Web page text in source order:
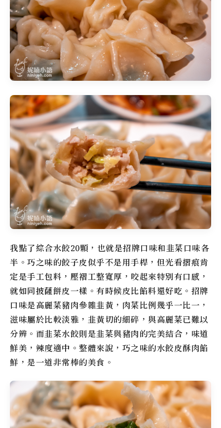
我點了綜合水餃20顆，也就是招牌口味和韭菜口味各
半。巧之味的餃子皮似乎不是用手桿，但光看摺痕肯
定是手工包料，壓褶工整寬厚，咬起來特別有口感，
就如同披薩餅皮一樣。有時候皮比餡料還好吃。招牌
口味是高麗菜豬肉參雜韭黃，肉菜比例幾乎一比一，
滋味屬於比較淡雅，韭黃切的細碎，與高麗菜已難以
分辨。而韭菜水餃則是韭菜與豬肉的完美結合，味道
鮮美，辣度適中。整體來說，巧之味的水餃皮酥肉餡
鮮，是一道非常棒的美食。